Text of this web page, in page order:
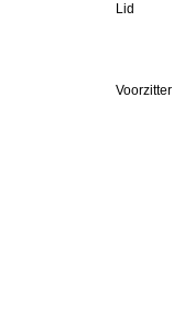
Lid
Voorzitter